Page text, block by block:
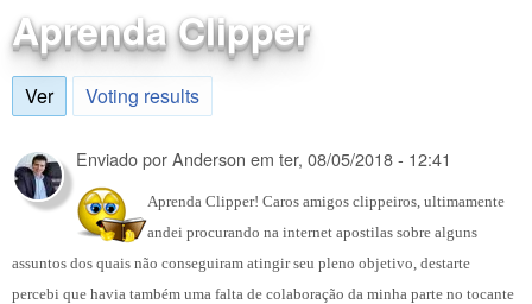
Aprenda Clipper
Ver(aba ativa)
Voting results
Enviado porAnderson em ter, 08/05/2018 - 12:41
Aprenda Clipper! Caros amigos clippeiros, ultimamente
andei procurando na internet apostilas sobre alguns
assuntos dos quais não conseguiram atingir seu pleno objetivo, destarte
percebi que havia também uma falta de colaboração da minha parte no tocante